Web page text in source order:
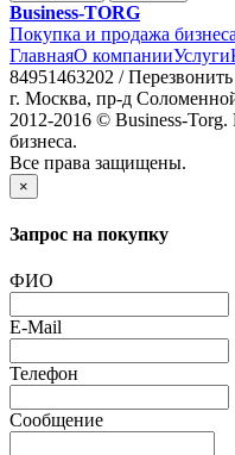
Business-TORG
Покупка и продажа бизнеса
ГлавнаяО компанииУслуги
84951463202 /
г. Москва, пр-д
2012-2016 © Business-
бизнеса.
Все права защищены.
×
Запрос на покупку
ФИО
E-Mail
Телефон
Сообщение